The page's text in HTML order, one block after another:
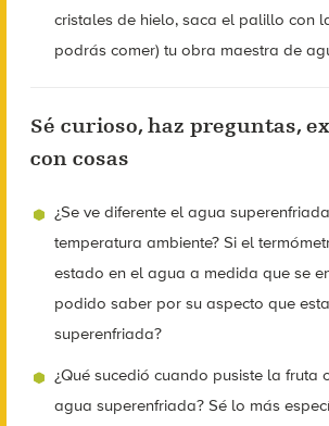
cristales de hielo, saca el palillo con
podrás comer) tu obra maestra de
Sé curioso, haz preguntas,
con cosas
¿Se ve diferente el agua
temperatura ambiente? Si el
estado en el agua a medida que se
podido saber por su aspecto que
superenfriada?
¿Qué sucedió cuando pusiste la fruta
agua superenfriada? Sé lo más